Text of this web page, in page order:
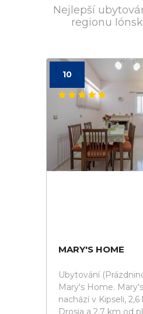
Nejlepší
regionu
10
MARY'S HOME
Ubytování
Mary's Home.
nachází v Kipseli,
Drosia a 2,7 km od